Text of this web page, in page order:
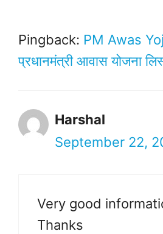
Pingback: PM Awas
प्रधानमंत्री आवास योजना
Harshal
September 22,
Very good
Thanks